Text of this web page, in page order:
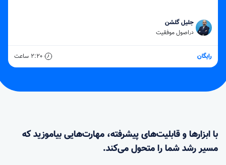
جلیل گلشن
در اصول موفقیت
رایگان 2:20 ساعت
با ابزارها و قابلیت‌های پیشرفته، مهارت‌هایی بیاموزید که
مسیر رشد شما را متحول می‌کند.